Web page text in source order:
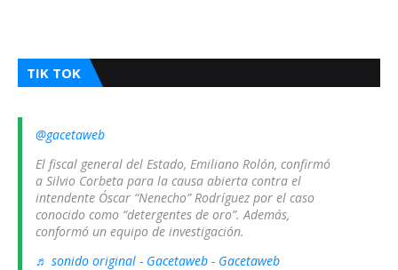
TIK TOK
@gacetaweb
El fiscal general del Estado, Emiliano Rolón, confirmó
a Silvio Corbeta para la causa abierta contra el
intendente Óscar “Nenecho” Rodríguez por el caso
conocido como “detergentes de oro”. Además,
conformó un equipo de investigación.
♬ sonido original - Gacetaweb - Gacetaweb